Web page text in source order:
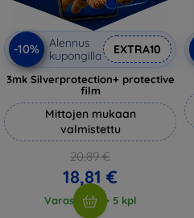
-10%
Alennus
kupongilla
EXTRA10
3mk Silverprotection+ protective
film
Mittojen mukaan
valmistettu
20,89 €
18,81 €
Varastossa > 5 kpl